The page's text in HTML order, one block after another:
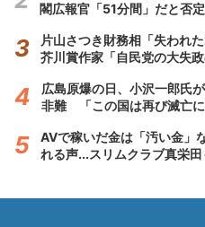
閣広報官「51分間」だと否定
片山さつき財務相「失われ
芥川賞作家「自民党の大失政
広島原爆の日、小沢一郎氏
非難 「この国は再び滅亡に
AVで稼いだ金は「汚い金
れる声...スリムクラブ真栄田